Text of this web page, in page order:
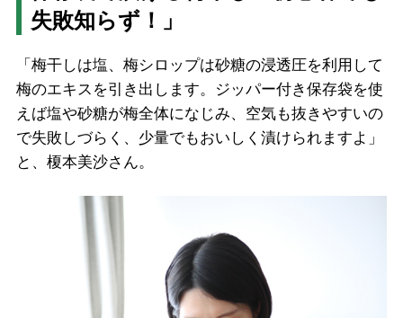
失敗知らず！」
「梅干しは塩、梅シロップは砂糖の浸透圧を利用して
梅のエキスを引き出します。ジッパー付き保存袋を使
えば塩や砂糖が梅全体になじみ、空気も抜きやすいの
で失敗しづらく、少量でもおいしく漬けられますよ」
と、榎本美沙さん。